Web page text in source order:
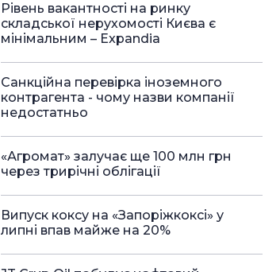
Рівень вакантності на ринку
складської нерухомості Києва є
мінімальним – Expandia
Санкційна перевірка іноземного
контрагента - чому назви компанії
недостатньо
«Агромат» залучає ще 100 млн грн
через трирічні облігації
Випуск коксу на «Запоріжкоксі» у
липні впав майже на 20%